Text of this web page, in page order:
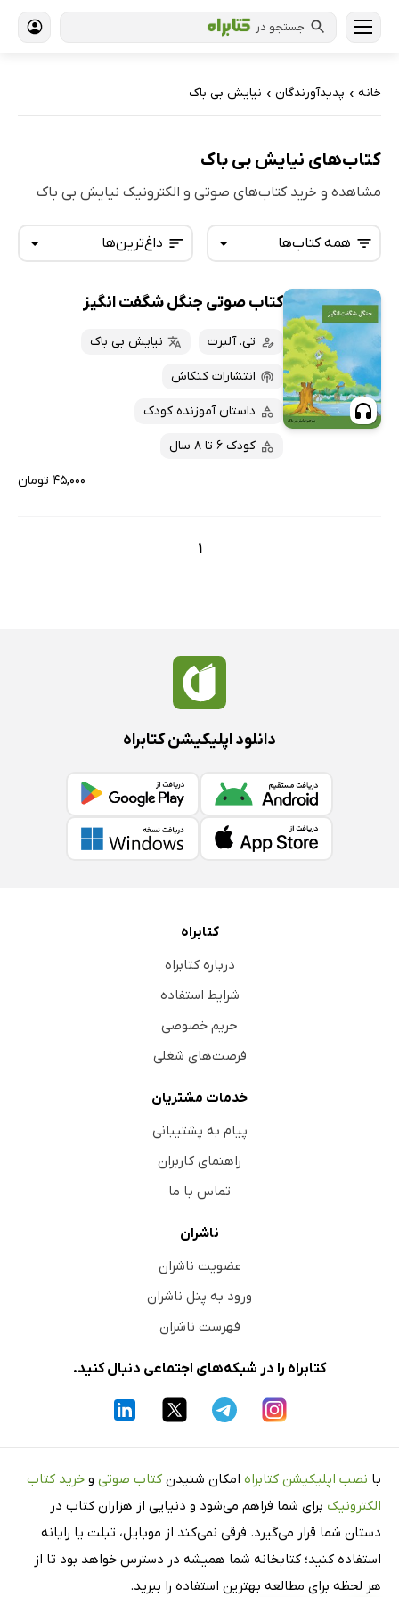
جستجو در
خانه › پدیدآورندگان › نیایش بی باک
کتاب‌های نیایش بی باک
مشاهده و خرید کتاب‌های صوتی و الکترونیک نیایش بی باک
داغ‌ترین‌ها
تازه‌ها
داغ‌ترین‌ها
پرفروش‌ها
پربحث‌ها
ارزان ترین‌ها
همه کتاب‌ها
همه کتاب‌ها
کتاب‌های صوتی
کتاب‌های متنی
کتاب صوتی جنگل شگفت انگیز
تی. آلبرت نیایش بی باک
انتشارات کنکاش
داستان آموزنده کودک
کودک 6 تا 8 سال
۴۵,۰۰۰ تومان
1
دانلود اپلیکیشن کتابراه
کتابراه
درباره کتابراه
شرایط استفاده
حریم خصوصی
فرصت‌های شغلی
خدمات مشتریان
پیام به پشتیبانی
راهنمای کاربران
تماس با ما
ناشران
عضویت ناشران
ورود به پنل ناشران
فهرست ناشران
کتابراه را در شبکه‌های اجتماعی دنبال کنید.
با نصب اپلیکیشن کتابراه امکان شنیدن کتاب صوتی و خرید کتاب
الکترونیک برای شما فراهم می‌شود و دنیایی از هزاران کتاب در
دستان شما قرار می‌گیرد. فرقی نمی‌کند از موبایل، تبلت یا رایانه
استفاده کنید؛ کتابخانه شما همیشه در دسترس خواهد بود تا از
هر لحظه برای مطالعه بهترین استفاده را ببرید.